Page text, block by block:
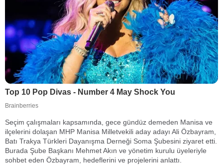
Seçim çalışmaları kapsamında, gece gündüz demeden Manisa ve
ilçelerini dolaşan MHP Manisa Milletvekili aday adayı Ali Özbayram,
Batı Trakya Türkleri Dayanışma Derneği Soma Şubesini ziyaret etti.
Burada Şube Başkanı Mehmet Akın ve yönetim kurulu üyeleriyle
sohbet eden Özbayram, hedeflerini ve projelerini anlattı.